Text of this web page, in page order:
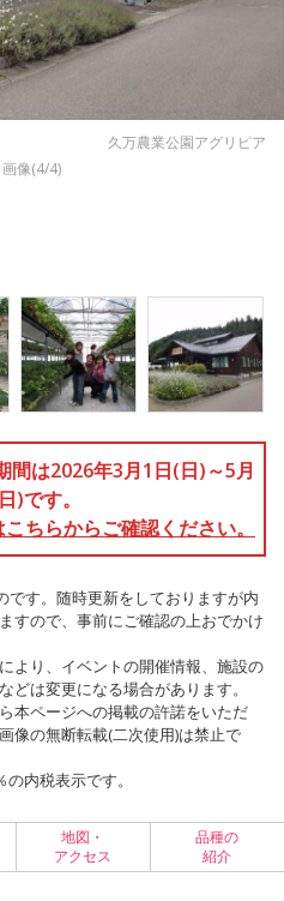
久万農業公園アグリピア
像(4/4)
は2026年3月1日(日)～5月
)です。
ちらからご確認ください。
す。随時更新をしておりますが内
すので、事前にご確認の上おでかけ
より、イベントの開催情報、施設の
は変更になる場合があります。
本ページへの掲載の許諾をいただ
像の無断転載(二次使用)は禁止で
内税表示です。
地図・
アクセス
品種の
紹介